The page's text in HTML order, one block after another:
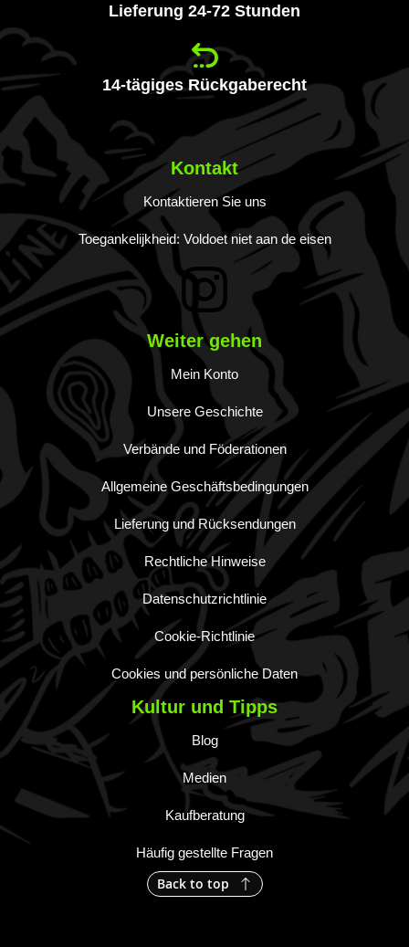
Lieferung 24-72 Stunden
14-tägiges Rückgaberecht
Kontakt
Kontaktieren Sie uns
Toegankelijkheid: Voldoet niet aan de eisen
Weiter gehen
Mein Konto
Unsere Geschichte
Verbände und Föderationen
Allgemeine Geschäftsbedingungen
Lieferung und Rücksendungen
Rechtliche Hinweise
Datenschutzrichtlinie
Cookie-Richtlinie
Cookies und persönliche Daten
Kultur und Tipps
Blog
Medien
Kaufberatung
Häufig gestellte Fragen
Back to top